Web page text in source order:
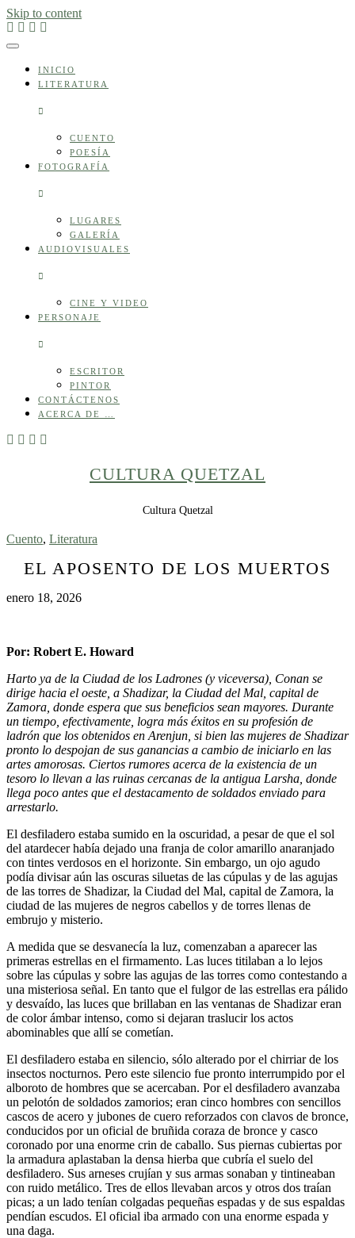
Skip to content
INICIO
LITERATURA
CUENTO
POESÍA
FOTOGRAFÍA
LUGARES
GALERÍA
AUDIOVISUALES
CINE Y VIDEO
PERSONAJE
ESCRITOR
PINTOR
CONTÁCTENOS
ACERCA DE …
CULTURA QUETZAL
Cultura Quetzal
Cuento, Literatura
EL APOSENTO DE LOS MUERTOS
enero 18, 2026
Por: Robert E. Howard
Harto ya de la Ciudad de los Ladrones (y viceversa), Conan se
dirige hacia el oeste, a Shadizar, la Ciudad del Mal, capital de
Zamora, donde espera que sus beneficios sean mayores. Durante
un tiempo, efectivamente, logra más éxitos en su profesión de
ladrón que los obtenidos en Arenjun, si bien las mujeres de Shadizar
pronto lo despojan de sus ganancias a cambio de iniciarlo en las
artes amorosas. Ciertos rumores acerca de la existencia de un
tesoro lo llevan a las ruinas cercanas de la antigua Larsha, donde
llega poco antes que el destacamento de soldados enviado para
arrestarlo.
El desfiladero estaba sumido en la oscuridad, a pesar de que el sol
del atardecer había dejado una franja de color amarillo anaranjado
con tintes verdosos en el horizonte. Sin embargo, un ojo agudo
podía divisar aún las oscuras siluetas de las cúpulas y de las agujas
de las torres de Shadizar, la Ciudad del Mal, capital de Zamora, la
ciudad de las mujeres de negros cabellos y de torres llenas de
embrujo y misterio.
A medida que se desvanecía la luz, comenzaban a aparecer las
primeras estrellas en el firmamento. Las luces titilaban a lo lejos
sobre las cúpulas y sobre las agujas de las torres como contestando a
una misteriosa señal. En tanto que el fulgor de las estrellas era pálido
y desvaído, las luces que brillaban en las ventanas de Shadizar eran
de color ámbar intenso, como si dejaran traslucir los actos
abominables que allí se cometían.
El desfiladero estaba en silencio, sólo alterado por el chirriar de los
insectos nocturnos. Pero este silencio fue pronto interrumpido por el
alboroto de hombres que se acercaban. Por el desfiladero avanzaba
un pelotón de soldados zamorios; eran cinco hombres con sencillos
cascos de acero y jubones de cuero reforzados con clavos de bronce,
conducidos por un oficial de bruñida coraza de bronce y casco
coronado por una enorme crin de caballo. Sus piernas cubiertas por
la armadura aplastaban la densa hierba que cubría el suelo del
desfiladero. Sus arneses crujían y sus armas sonaban y tintineaban
con ruido metálico. Tres de ellos llevaban arcos y otros dos traían
picas; a un lado tenían colgadas pequeñas espadas y de sus espaldas
pendían escudos. El oficial iba armado con una enorme espada y
una daga.